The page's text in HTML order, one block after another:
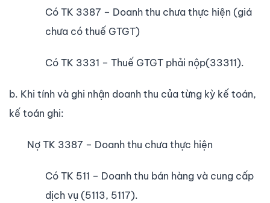
Có TK 3387 – Doanh thu chưa thực hiện (giá
ch­ưa có thuế GTGT)
Có TK 3331 – Thuế GTGT phải nộp(33311).
b. Khi tính và ghi nhận doanh thu của từng kỳ kế toán,
kế toán ghi:
Nợ TK 3387 – Doanh thu chưa thực hiện
Có TK 511 – Doanh thu bán hàng và cung cấp
dịch vụ (5113, 5117).